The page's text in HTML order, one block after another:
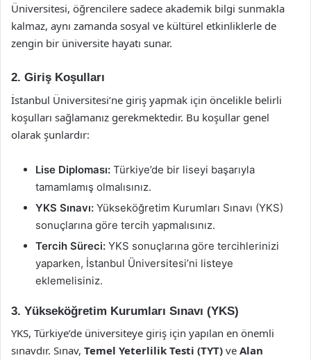
Üniversitesi, öğrencilere sadece akademik bilgi sunmakla
kalmaz, aynı zamanda sosyal ve kültürel etkinliklerle de
zengin bir üniversite hayatı sunar.
2. Giriş Koşulları
İstanbul Üniversitesi’ne giriş yapmak için öncelikle belirli
koşulları sağlamanız gerekmektedir. Bu koşullar genel
olarak şunlardır:
Lise Diploması: Türkiye’de bir liseyi başarıyla
tamamlamış olmalısınız.
YKS Sınavı: Yükseköğretim Kurumları Sınavı (YKS)
sonuçlarına göre tercih yapmalısınız.
Tercih Süreci: YKS sonuçlarına göre tercihlerinizi
yaparken, İstanbul Üniversitesi’ni listeye
eklemelisiniz.
3. Yükseköğretim Kurumları Sınavı (YKS)
YKS, Türkiye’de üniversiteye giriş için yapılan en önemli
sınavdır. Sınav, Temel Yeterlilik Testi (TYT) ve Alan